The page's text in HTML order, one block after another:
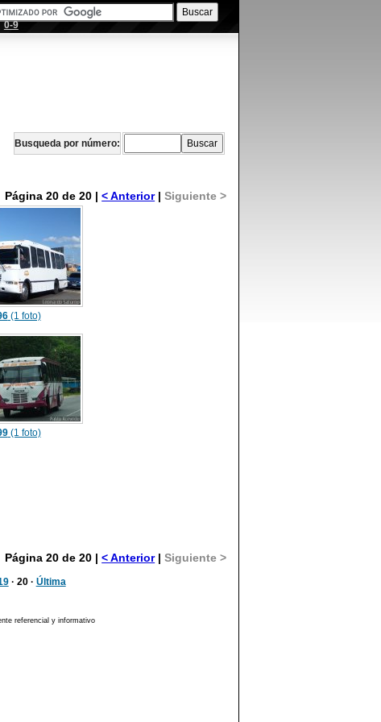
0-9
Busqueda por número:
Página 20 de 20 |< Anterior|Siguiente >
(1 foto)
(1 foto)
Página 20 de 20 |< Anterior|Siguiente >
· 20 · Última
referencial y informativo